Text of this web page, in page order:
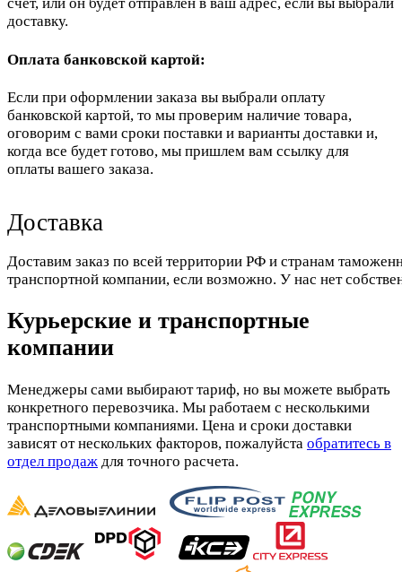
доставку.
Оплата банковской картой:
Если при оформлении заказа вы выбрали оплату
банковской картой, то мы проверим наличие товара,
оговорим с вами сроки поставки и варианты доставки и,
когда все будет готово, мы пришлем вам ссылку для
оплаты вашего заказа.
Доставка
Доставим заказ по всей территории РФ и странам
транспортной компании, если возможно. У нас нет
Курьерские и транспортные
компании
Менеджеры сами выбирают тариф, но вы можете выбрать
конкретного перевозчика. Мы работаем с несколькими
транспортными компаниями. Цена и сроки доставки
зависят от нескольких факторов, пожалуйста обратитесь в
отдел продаж для точного расчета.